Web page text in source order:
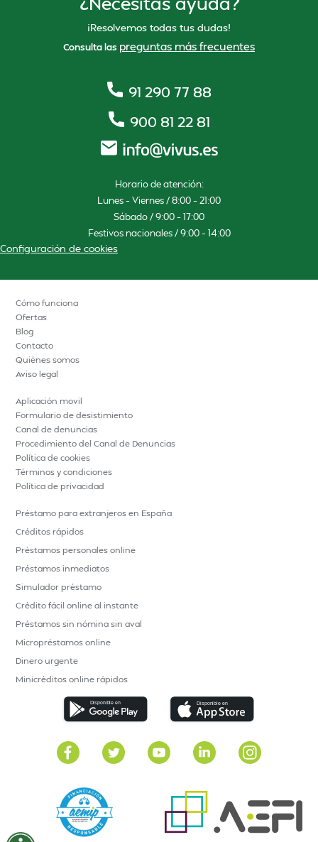
¡Resolvemos todas tus dudas!
Consulta las preguntas más frecuentes
91 290 77 88
900 81 22 81
Horario de atención:
Lunes – Viernes / 8:00 – 21:00
Sábado / 9:00 – 17:00
Festivos nacionales / 9:00 – 14:00
Configuración de cookies
Cómo funciona
Ofertas
Blog
Contacto
Quiénes somos
Aviso legal
Aplicación movil
Formulario de desistimiento
Canal de denuncias
Procedimiento del Canal de Denuncias
Política de cookies
Términos y condiciones
Política de privacidad
Préstamo para extranjeros en España
Créditos rápidos
Préstamos personales online
Préstamos inmediatos
Simulador préstamo
Crédito fácil online al instante
Préstamos sin nómina sin aval
Micropréstamos online
Dinero urgente
Minicréditos online rápidos